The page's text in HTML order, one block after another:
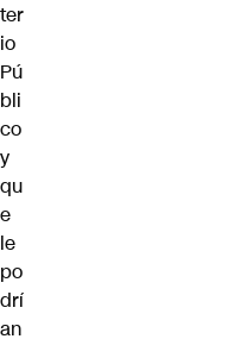
ter
io
Pú
bli
co
y
qu
e
le
po
drí
an